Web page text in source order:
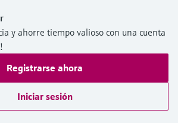
y ahorre tiempo valioso con una cuenta
Registrarse ahora
Iniciar sesión